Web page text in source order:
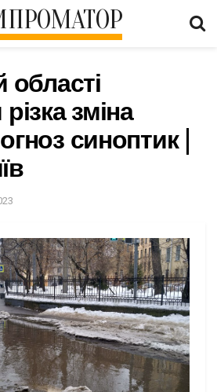
області
зміна
синоптик |